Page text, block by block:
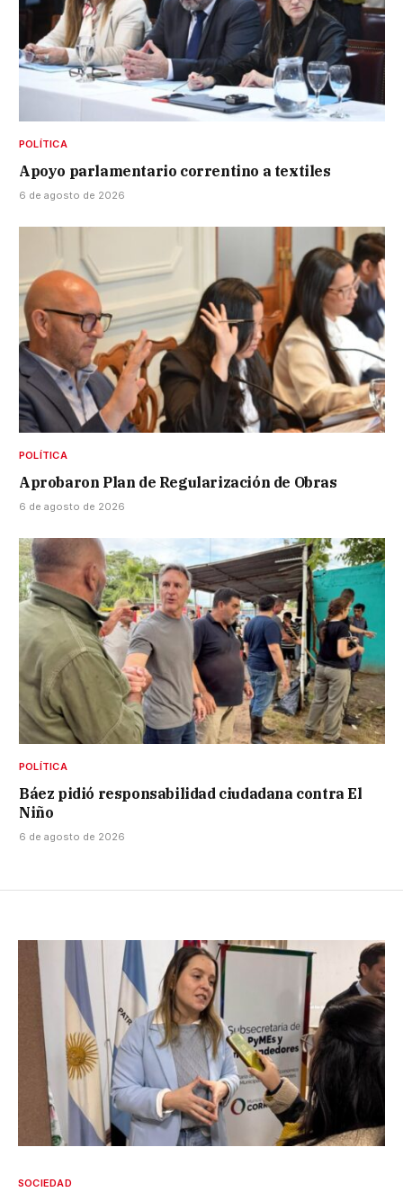
POLÍTICA
Apoyo parlamentario correntino a textiles
6 de agosto de 2026
POLÍTICA
Aprobaron Plan de Regularización de Obras
6 de agosto de 2026
POLÍTICA
Báez pidió responsabilidad ciudadana contra El
Niño
6 de agosto de 2026
SOCIEDAD